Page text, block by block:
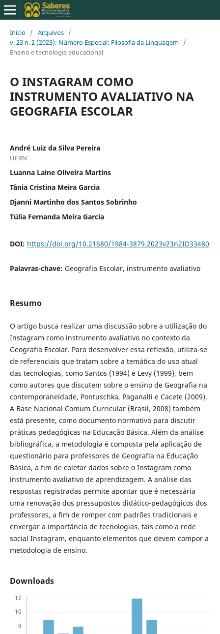
Início / Arquivos /
v. 23 n. 2 (2023): Número Especial: Filosofia da Linguagem /
Ensino e tecnologia educacional
O INSTAGRAM COMO
INSTRUMENTO AVALIATIVO NA
GEOGRAFIA ESCOLAR
André Luiz da Silva Pereira
UFRN
Luanna Laine Oliveira Martins
Tânia Cristina Meira Garcia
Djanni Martinho dos Santos Sobrinho
Túlia Fernanda Meira Garcia
DOI: https://doi.org/10.21680/1984-3879.2023v23n2ID33480
Palavras-chave: Geografia Escolar, instrumento avaliativo
Resumo
O artigo busca realizar uma discussão sobre a utilização do
Instagram como instrumento avaliativo no contexto da
Geografia Escolar. Para desenvolver essa reflexão, utiliza-se
de referenciais que tratam sobre a temática do uso atual
das tecnologias, como Santos (1994) e Levy (1999), bem
como autores que discutem sobre o ensino de Geografia na
contemporaneidade, Pontuschka, Paganalli e Cacete (2009).
A Base Nacional Comum Curricular (Brasil, 2008) também
está presente, como documento normativo para discutir
práticas pedagógicas na Educação Básica. Além da análise
bibliográfica, a metodologia é composta pela aplicação de
questionário para professores de Geografia na Educação
Básica, a fim de coletar dados sobre o Instagram como
instrumento avaliativo de aprendizagem. A análise das
respostas registradas permite apontar que é necessária
uma renovação dos pressupostos didático-pedagógicos dos
professores, a fim de romper com padrões tradicionais e
enxergar a importância de tecnologias, tais como a rede
social Instagram, enquanto elementos que devem compor a
metodologia de ensino.
Downloads